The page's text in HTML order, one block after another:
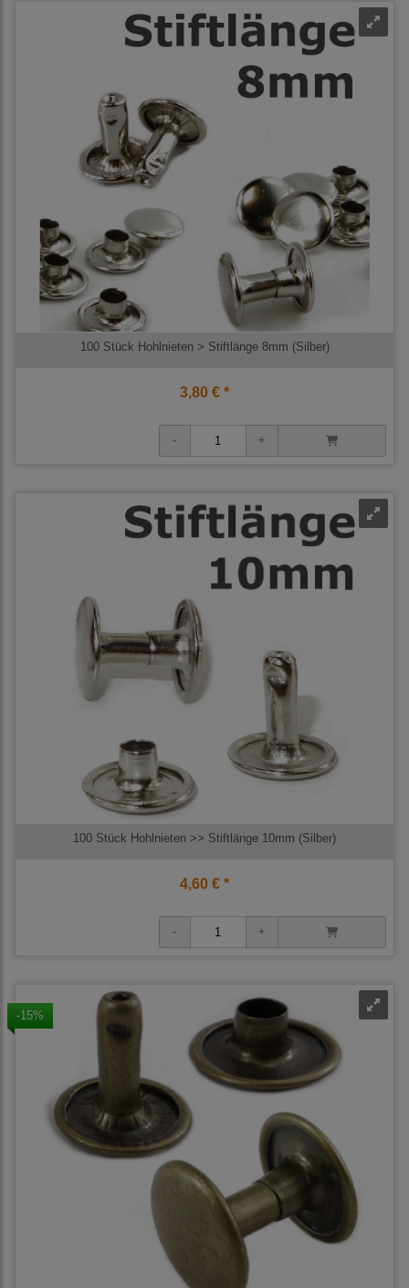
100 Stück Hohlnieten > Stiftlänge 8mm (Silber)
3,80 € *
100 Stück Hohlnieten >> Stiftlänge 10mm (Silber)
4,60 € *
-15%